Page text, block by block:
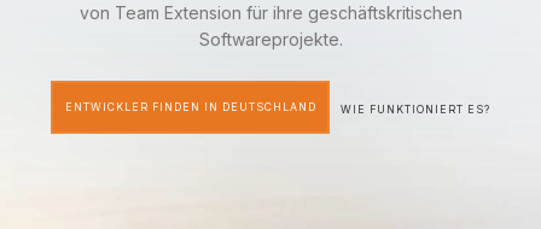
von Team Extension für ihre geschäftskritischen
Softwareprojekte.
ENTWICKLER FINDEN IN DEUTSCHLAND WIE FUNKTIONIERT ES?